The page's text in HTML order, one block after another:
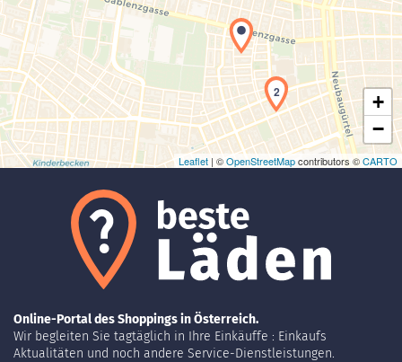
Laden der Karte...
2
+
−
Leaflet | ©OpenStreetMapcontributors ©CARTO
Online-Portal des Shoppings in Österreich.
Wir begleiten Sie tagtäglich in Ihre Einkäuffe : Einkaufs
Aktualitäten und noch andere Service-Dienstleistungen.